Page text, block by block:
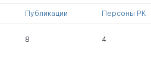
7
Публикации Персоны РК
8 4